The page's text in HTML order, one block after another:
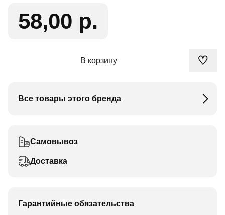
58,00 р.
В корзину ♡
Все товары этого бренда
Самовывоз
Доставка
Гарантийные обязательства